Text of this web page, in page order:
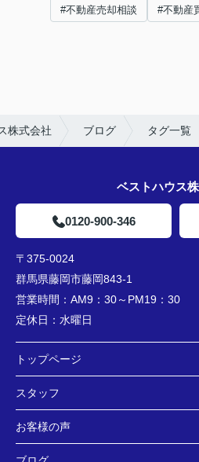
#不動産売却相談 #不動産
株式会社 ブログ タグ一覧
ベストハウス
0120-900-346
〒375-0024
群馬県藤岡市藤岡843-1
営業時間： AM9：30～PM19：30
定休日： 水曜日
トップページ
スタッフ
お客様の声